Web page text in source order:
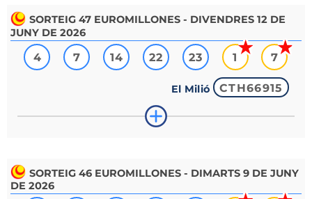
SORTEIG 47 EUROMILLONES - DIVENDRES 12 DE
JUNY DE 2026
4 7 14 22 23 1 7
El Milió CTH66915
SORTEIG 46 EUROMILLONES - DIMARTS 9 DE JUNY
DE 2026